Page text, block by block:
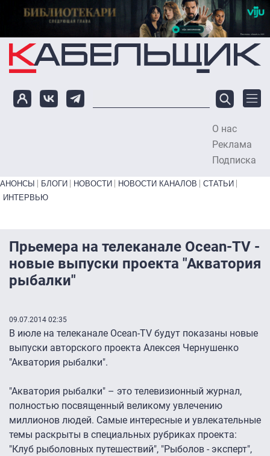
Перейти к основному содержанию
О нас
Реклама
Подписка
Primary links bottom
АНОНСЫ БЛОГИ НОВОСТИ НОВОСТИ КАНАЛОВ
СТАТЬИ
ИНТЕРВЬЮ
Прьемера на телеканале Ocean-TV -
новые выпуски проекта "Акватория
рыбалки"
09.07.2014 02:35
В июле на телеканале Ocean-TV будут показаны новые
выпуски авторского проекта Алексея Чернушенко
"Акватория рыбалки".
"Акватория рыбалки" – это телевизионный журнал,
полностью посвященный великому увлечению
миллионов людей. Самые интересные и увлекательные
темы раскрыты в специальных рубриках проекта:
"Клуб рыболовных путешествий", "Рыболов - эксперт",